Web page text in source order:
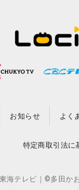
お知らせ よく
特定商取引法に
テレビ｜©多田